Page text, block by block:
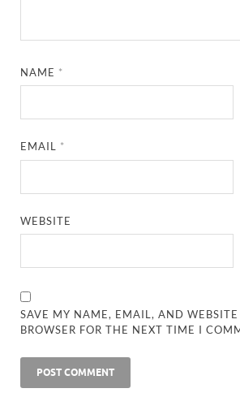
NAME *
EMAIL *
WEBSITE
SAVE MY NAME, EMAIL, AND
BROWSER FOR THE NEXT TIME I